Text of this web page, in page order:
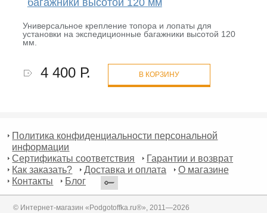
Универсальное крепление топора и лопаты для
установки на экспедиционные багажники высотой 120
мм.
4 400 Р. В КОРЗИНУ
Политика конфиденциальности персональной
информации
Сертификаты соответствия
Гарантии и возврат
Как заказать?
Доставка и оплата
О магазине
Контакты
Блог
© Интернет-магазин «Podgotoffka.ru®», 2011—2026